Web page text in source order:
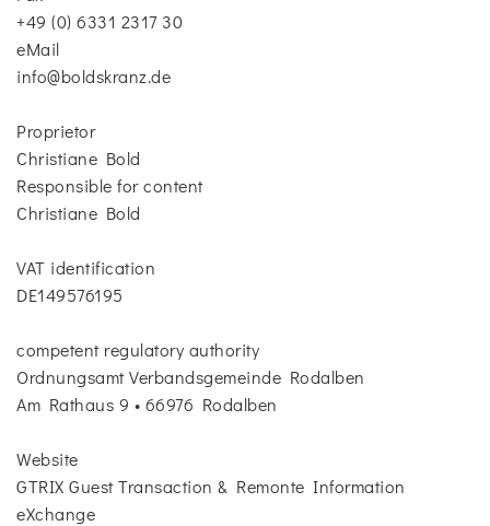
+49 (0) 6331 2317 30
eMail
info@boldskranz.de
Proprietor
Christiane Bold
Responsible for content
Christiane Bold
VAT identification
DE149576195
competent regulatory authority
Ordnungsamt Verbandsgemeinde Rodalben
Am Rathaus 9 • 66976 Rodalben
Website
GTRIX Guest Transaction & Remonte Information
eXchange